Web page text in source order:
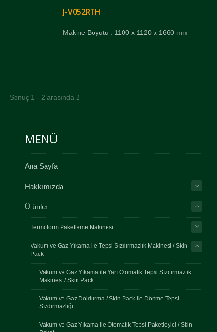
J-V052RTH
Makine Boyutu : 1100 x 1120 x 1660 mm
Sonuç 1 - 2 arasında 2
MENÜ
Ana Sayfa
Hakkımızda
Ürünler
Termoform Paketleme Makinesi
Vakum ve Gaz Yıkama ile Tepsi Sızdırmazlık Makinesi / Skin
Pack
Vakum ve Gaz Yıkama ile Yarı Otomatik Tepsi Sızdırmazlık
Makinesi / Skin Pack
Vakum ve Gaz Doldurma / Skin Pack ile Dönme Tepsi
Sızdırmazlığı
Vakum ve Gaz Yıkama ile Otomatik Tepsi Paketleyici / Skin